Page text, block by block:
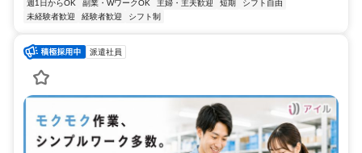
週1日からOK 副業・WワークOK 主婦・主夫歓迎 短期
シフト自由
未経験者歓迎
経験者歓迎 シフト制
派遣社員